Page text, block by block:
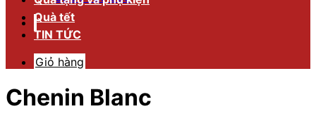
Quà tết
TIN TỨC
Giỏ hàng
Chenin Blanc